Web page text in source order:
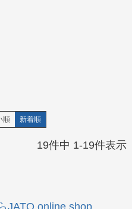
順 新着順
19件中 1-19件表示
JATO online shop